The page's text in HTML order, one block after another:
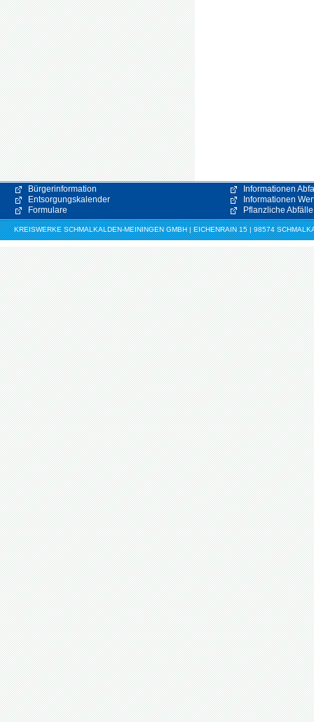
Bürgerinformation
Entsorgungskalender
Formulare
Informationen
Informationen
Pflanzliche Abfälle
KREISWERKE SCHMALKALDEN-MEININGEN GMBH | EICHENRAIN 15 | 98574